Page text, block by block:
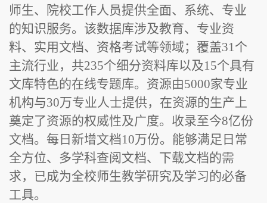
师生、院校工作人员提供全面、系统、专业
的知识服务。该数据库涉及教育、专业资
料、实用文档、资格考试等领域；覆盖31个
主流行业，共235个细分资料库以及15个具有
文库特色的在线专题库。资源由5000家专业
机构与30万专业人士提供，在资源的生产上
奠定了资源的权威性及广度。收录至今8亿份
文档。每日新增文档10万份。能够满足日常
全方位、多学科查阅文档、下载文档的需
求，已成为全校师生教学研究及学习的必备
工具。